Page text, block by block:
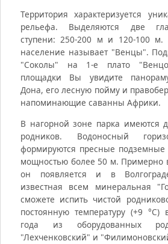
Территория характеризуется
рельефа. Выделяются две
ступени: 250-200 м и 120-100 м.
население называет "Венцы".
"Соколы" на 1-е плато
площадки Вы увидите
Дона, его лесную пойму и
напоминающие саванны Африки.
В нагорной зоне парка имеются
родников. Водоносный
формируются пресные
мощностью более 50 м. Примерно
он появляется и в
известная всем минеральная
сможете испить чистой
постоянную температуру (+9 °С)
года из оборудованных
"Лехченковский" и